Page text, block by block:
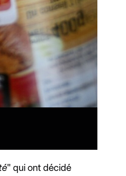
" qui ont décidé